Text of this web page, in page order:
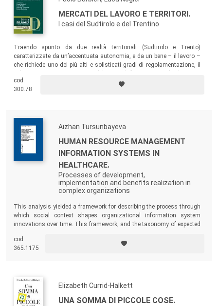
MERCATI DEL LAVORO E TERRITORI.
I casi del Sudtirolo e del Trentino
Traendo spunto da due realtà territoriali (Sudtirolo e Trento)
caratterizzate da un’accentuata autonomia, e da un bene – il lavoro –
che richiede uno dei più alti e sofisticati gradi di regolamentazione, il
centralistiche in tema di lavoro anche al fine di individuare eventuali
spazi per nuove politiche territoriali.
cod.
300.78
Aizhan Tursunbayeva
HUMAN RESOURCE MANAGEMENT
INFORMATION SYSTEMS IN
HEALTHCARE.
Processes of development,
implementation and benefits realization in
complex organizations
This analysis yielded a framework for describing the process through
which social context shapes organizational information system
innovations over time. This framework, and the taxonomy of expected
(HRIS), contribute meaningfully to the development of theory in this
area and can inform future HRIS research.
cod.
365.1175
Elizabeth Currid-Halkett
UNA SOMMA DI PICCOLE COSE.